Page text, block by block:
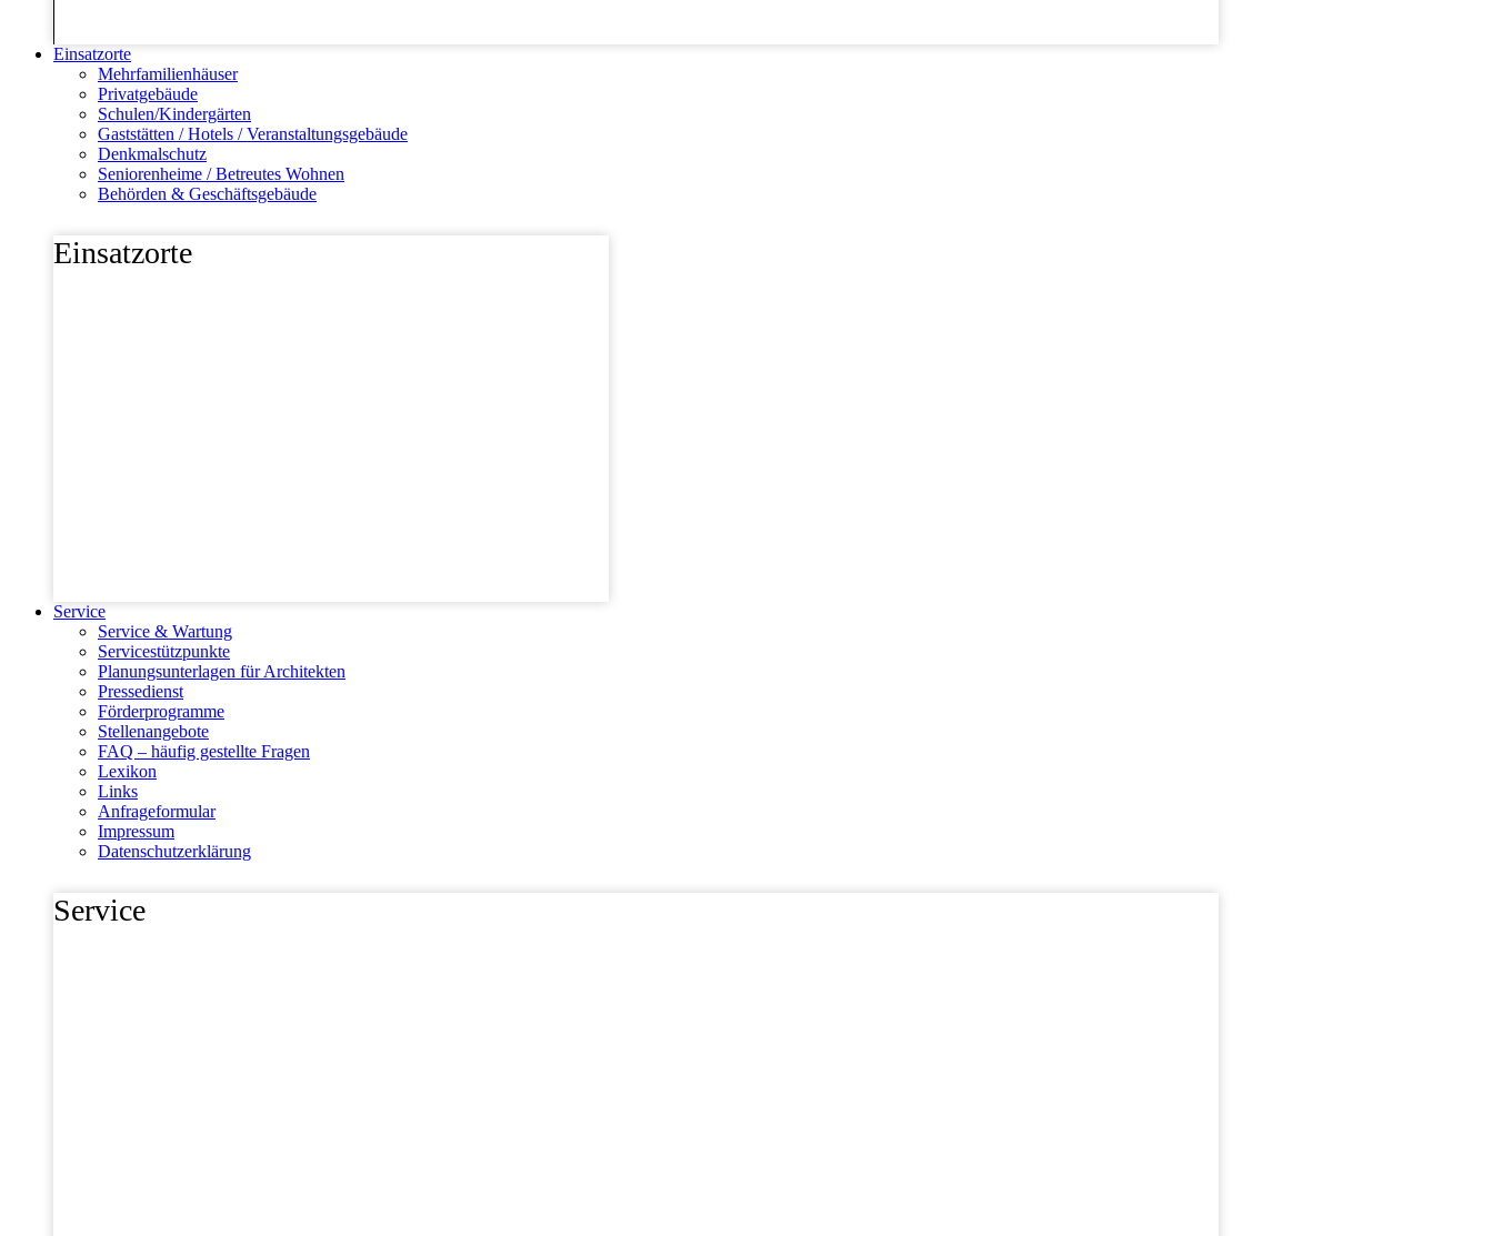
Einsatzorte
Mehrfamilienhäuser
Privatgebäude
Schulen/Kindergärten
Gaststätten / Hotels / Veranstaltungsgebäude
Denkmalschutz
Seniorenheime / Betreutes Wohnen
Behörden & Geschäftsgebäude
Einsatzorte
Service
Service & Wartung
Servicestützpunkte
Planungsunterlagen für Architekten
Pressedienst
Förderprogramme
Stellenangebote
FAQ – häufig gestellte Fragen
Lexikon
Links
Anfrageformular
Impressum
Datenschutzerklärung
Service